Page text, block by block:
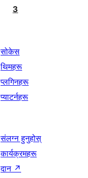
3
सोकेस
थिमहरू
प्लगिनहरू
प्याटर्नहरू
संलग्न हुनुहोस्
कार्यक्रमहरू
दान ↗